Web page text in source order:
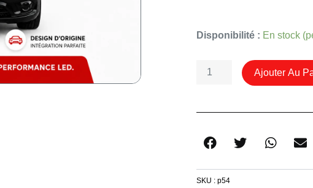
Disponibilité : En stock
Quantité
Avant
Vito
W447
Pour
Version
Ajouter Au
SKU : p54